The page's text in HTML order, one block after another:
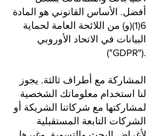
أفضل. الأساس القانوني هو المادة
6(1)(و) من اللائحة العامة لحماية
البيانات في الاتحاد الأوروبي
("GDPR").
المشاركة مع أطراف ثالثة. يجوز
لنا استخدام معلوماتك الشخصية
لمشاركتها مع شركاتنا الشريكة أو
الشركات التابعة المستقبلية